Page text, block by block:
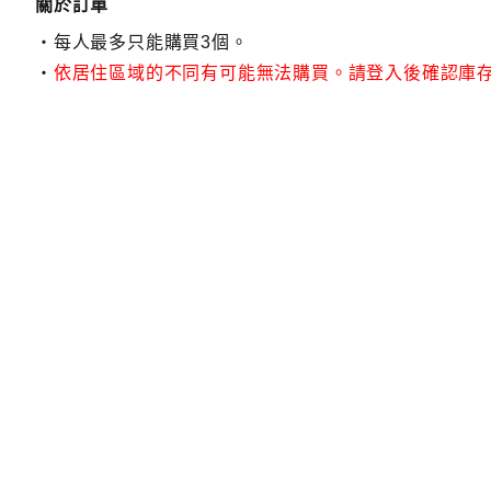
關於訂單
每人最多只能購買3個。
依居住區域的不同有可能無法購買。請登入後確認庫